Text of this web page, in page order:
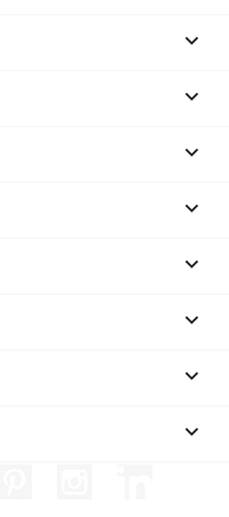







keyboard_arrow_down